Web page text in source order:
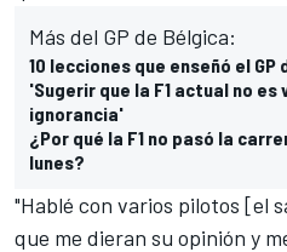
Más del GP de Bélgica:
10 lecciones que enseñó el GP
'Sugerir que la F1 actual no
ignorancia'
¿Por qué la F1 no pasó la
lunes?
"Hablé con varios pilotos [el
que me dieran su opinión y